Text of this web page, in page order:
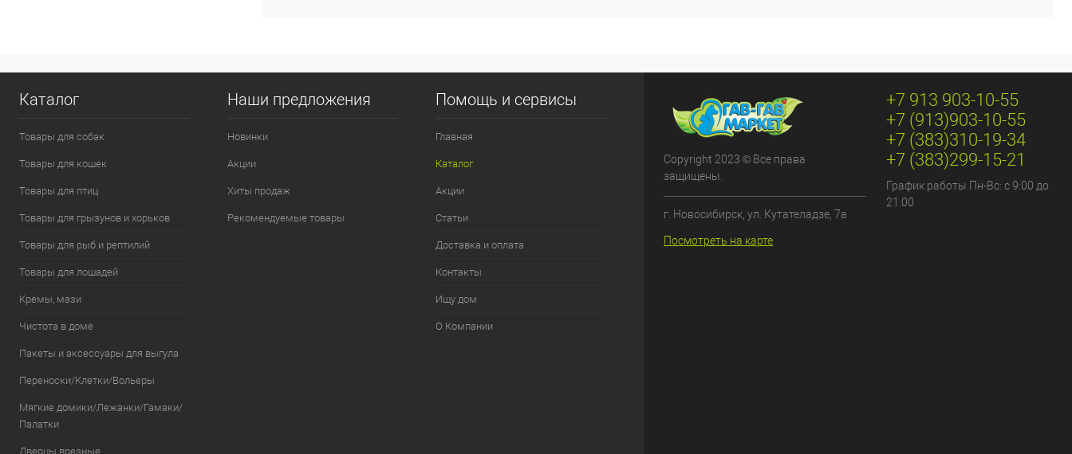
Каталог
Товары для собак
Товары для кошек
Товары для птиц
Товары для грызунов и хорьков
Товары для рыб и рептилий
Товары для лошадей
Кремы, мази
Чистота в доме
Пакеты и аксессуары для выгула
Переноски/Клетки/Вольеры
Мягкие домики/Лежанки/Гамаки/
Палатки
Дверцы врезные
Наши предложения
Новинки
Акции
Хиты продаж
Рекомендуемые товары
Помощь и сервисы
Главная
Каталог
Акции
Статьи
Доставка и оплата
Контакты
Ищу дом
О Компании
Copyright 2023 © Все права
защищены.
г. Новосибирск, ул. Кутателадзе, 7а
Посмотреть на карте
+7 913 903-10-55
+7 (913)903-10-55
+7 (383)310-19-34
+7 (383)299-15-21
График работы Пн-Вс: с 9:00 до
21:00